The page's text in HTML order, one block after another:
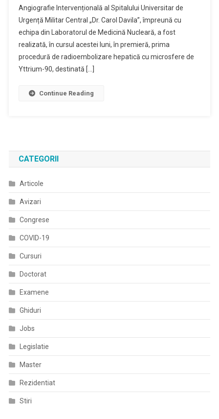
Angiografie Intervențională al Spitalului Universitar de
Urgență Militar Central „Dr. Carol Davila”, împreună cu
echipa din Laboratorul de Medicină Nucleară, a fost
realizată, în cursul acestei luni, în premieră, prima
procedură de radioembolizare hepatică cu microsfere de
Yttrium-90, destinată […]
Continue Reading
CATEGORII
Articole
Avizari
Congrese
COVID-19
Cursuri
Doctorat
Examene
Ghiduri
Jobs
Legislatie
Master
Rezidentiat
Stiri